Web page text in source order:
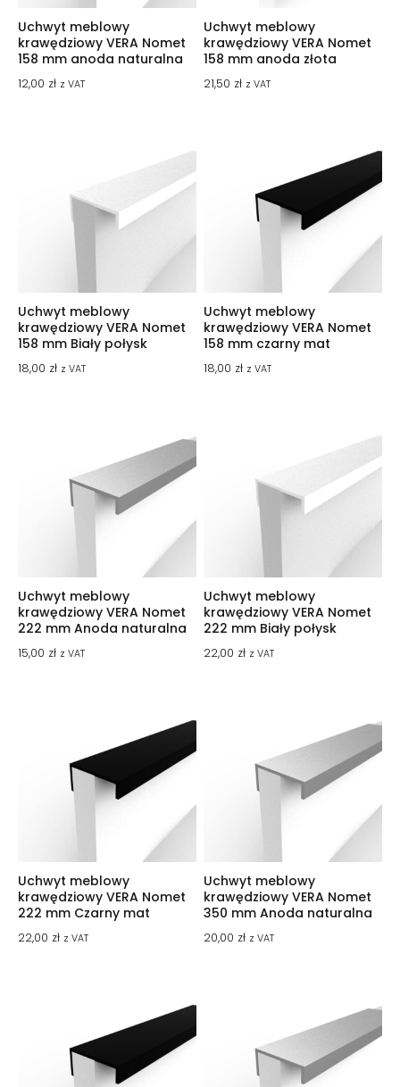
Uchwyt meblowy
krawędziowy VERA Nomet
158 mm anoda naturalna
12,00 zł z VAT
Uchwyt meblowy
krawędziowy VERA Nomet
158 mm anoda złota
21,50 zł z VAT
Uchwyt meblowy
krawędziowy VERA Nomet
158 mm Biały połysk
18,00 zł z VAT
Uchwyt meblowy
krawędziowy VERA Nomet
158 mm czarny mat
18,00 zł z VAT
Uchwyt meblowy
krawędziowy VERA Nomet
222 mm Anoda naturalna
15,00 zł z VAT
Uchwyt meblowy
krawędziowy VERA Nomet
222 mm Biały połysk
22,00 zł z VAT
Uchwyt meblowy
krawędziowy VERA Nomet
222 mm Czarny mat
22,00 zł z VAT
Uchwyt meblowy
krawędziowy VERA Nomet
350 mm Anoda naturalna
20,00 zł z VAT